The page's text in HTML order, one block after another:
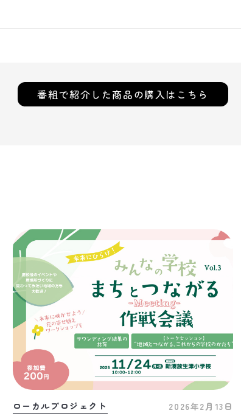
番組で紹介した商品の購入はこちら
ローカルプロジェクト 2026年2月13日